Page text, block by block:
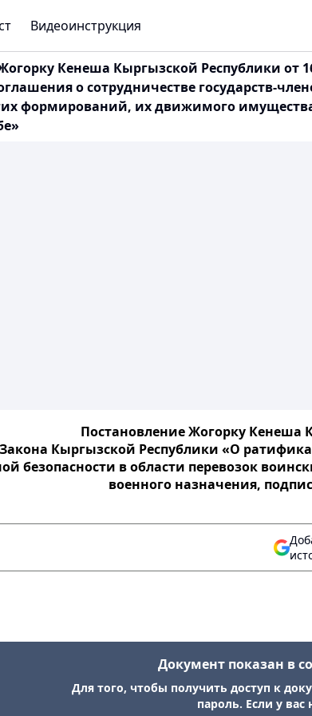
Видеоинструкция
Кенеша Кыргызской Республики от
о сотрудничестве государств-
формирований, их движимого
Постановление Жогорку Кенеша
Кыргызской Республики «О
безопасности в области перевозок
военного назначения,
Документ показан в
Для того, чтобы получить доступ к
пароль. Если у вас